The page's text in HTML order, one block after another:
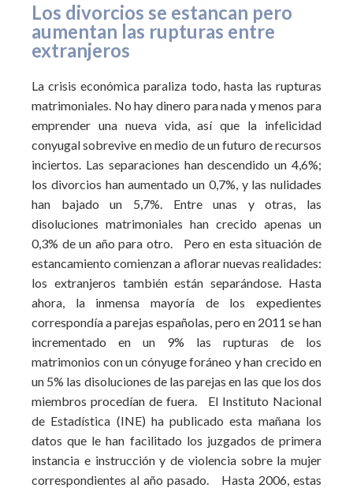
Los divorcios se estancan pero
aumentan las rupturas entre
extranjeros
La crisis económica paraliza todo, hasta las rupturas
matrimoniales. No hay dinero para nada y menos para
emprender una nueva vida, así que la infelicidad
conyugal sobrevive en medio de un futuro de recursos
inciertos. Las separaciones han descendido un 4,6%;
los divorcios han aumentado un 0,7%, y las nulidades
han bajado un 5,7%. Entre unas y otras, las
disoluciones matrimoniales han crecido apenas un
0,3% de un año para otro. Pero en esta situación de
estancamiento comienzan a aflorar nuevas realidades:
los extranjeros también están separándose. Hasta
ahora, la inmensa mayoría de los expedientes
correspondía a parejas españolas, pero en 2011 se han
incrementado en un 9% las rupturas de los
matrimonios con un cónyuge foráneo y han crecido en
un 5% las disoluciones de las parejas en las que los dos
miembros procedían de fuera. El Instituto Nacional
de Estadística (INE) ha publicado esta mañana los
datos que le han facilitado los juzgados de primera
instancia e instrucción y de violencia sobre la mujer
correspondientes al año pasado. Hasta 2006, estas